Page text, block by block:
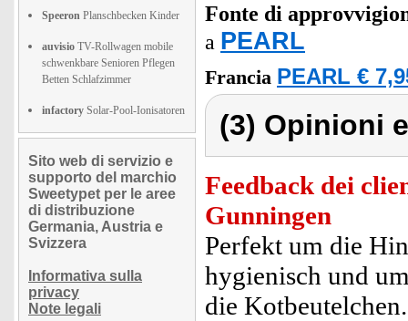
Speeron Planschbecken Kinder
auvisio TV-Rollwagen mobile
schwenkbare Senioren Pflegen
Betten Schlafzimmer
infactory Solar-Pool-Ionisatoren
Sito web di servizio e
supporto del marchio
Sweetypet per le aree
di distribuzione
Germania, Austria e
Svizzera
Informativa sulla
privacy
Note legali
Fonte di
a PEARL
Francia PEARL €
(3) Opinioni
Feedback dei
Gunningen
Perfekt um die
hygienisch und
die Kotbeutelchen.